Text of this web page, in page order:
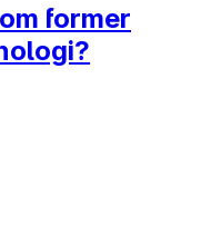
former